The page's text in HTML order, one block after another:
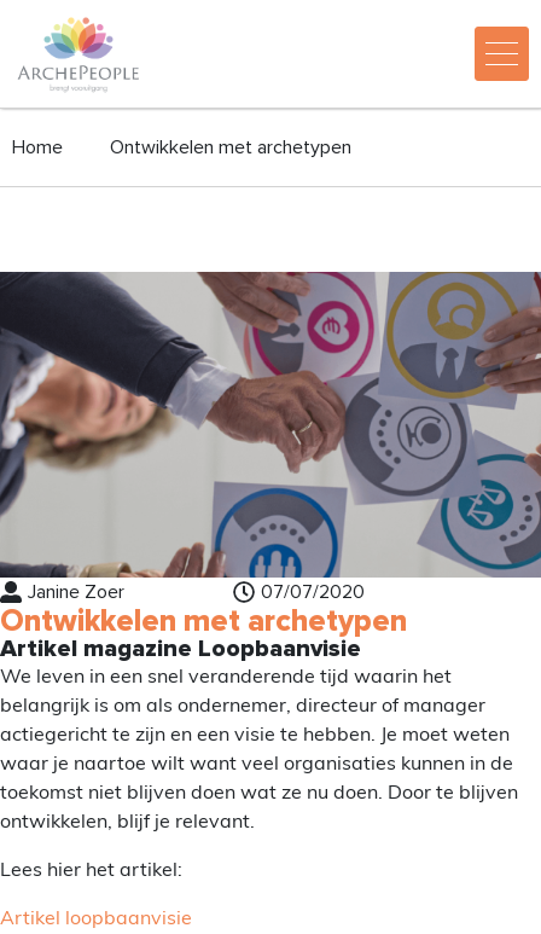
Home Ontwikkelen met archetypen
Janine Zoer 07/07/2020
Ontwikkelen met archetypen
Artikel magazine Loopbaanvisie
We leven in een snel veranderende tijd waarin het
belangrijk is om als ondernemer, directeur of manager
actiegericht te zijn en een visie te hebben. Je moet weten
waar je naartoe wilt want veel organisaties kunnen in de
toekomst niet blijven doen wat ze nu doen. Door te blijven
ontwikkelen, blijf je relevant.
Lees hier het artikel:
Artikel loopbaanvisie